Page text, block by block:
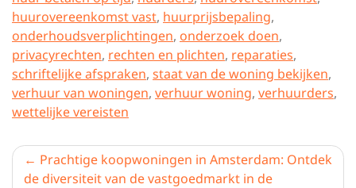
huurovereenkomst vast, huurprijsbepaling,
onderhoudsverplichtingen, onderzoek doen,
privacyrechten, rechten en plichten, reparaties,
schriftelijke afspraken, staat van de woning bekijken,
verhuur van woningen, verhuur woning, verhuurders,
wettelijke vereisten
Berichtnavigatie
Prachtige koopwoningen in Amsterdam: Ontdek
de diversiteit van de vastgoedmarkt in de